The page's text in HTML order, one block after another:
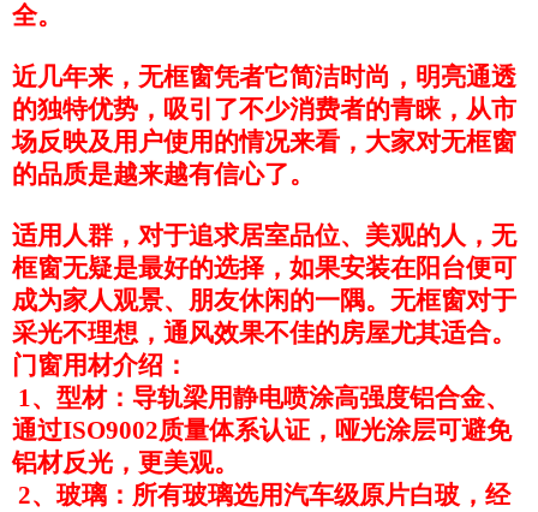
全。
近几年来，无框窗凭者它简洁时尚，明亮通透
的独特优势，吸引了不少消费者的青睐，从市
场反映及用户使用的情况来看，大家对无框窗
的品质是越来越有信心了。
适用人群，对于追求居室品位、美观的人，无
框窗无疑是最好的选择，如果安装在阳台便可
成为家人观景、朋友休闲的一隅。无框窗对于
采光不理想，通风效果不佳的房屋尤其适合。
门窗用材介绍：
1、型材：导轨梁用静电喷涂高强度铝合金、
通过ISO9002质量体系认证，哑光涂层可避免
铝材反光，更美观。
2、玻璃：所有玻璃选用汽车级原片白玻，经